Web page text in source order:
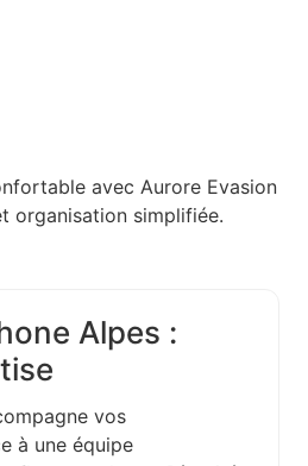
avec Aurore Evasion
organisation simplifiée.
Alpes :
vos
à une équipe